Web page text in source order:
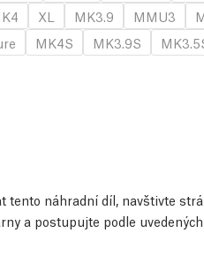
XL MK3.9 MMU3
MK4S MK3.9S
tento náhradní díl, navštivte
a postupujte podle